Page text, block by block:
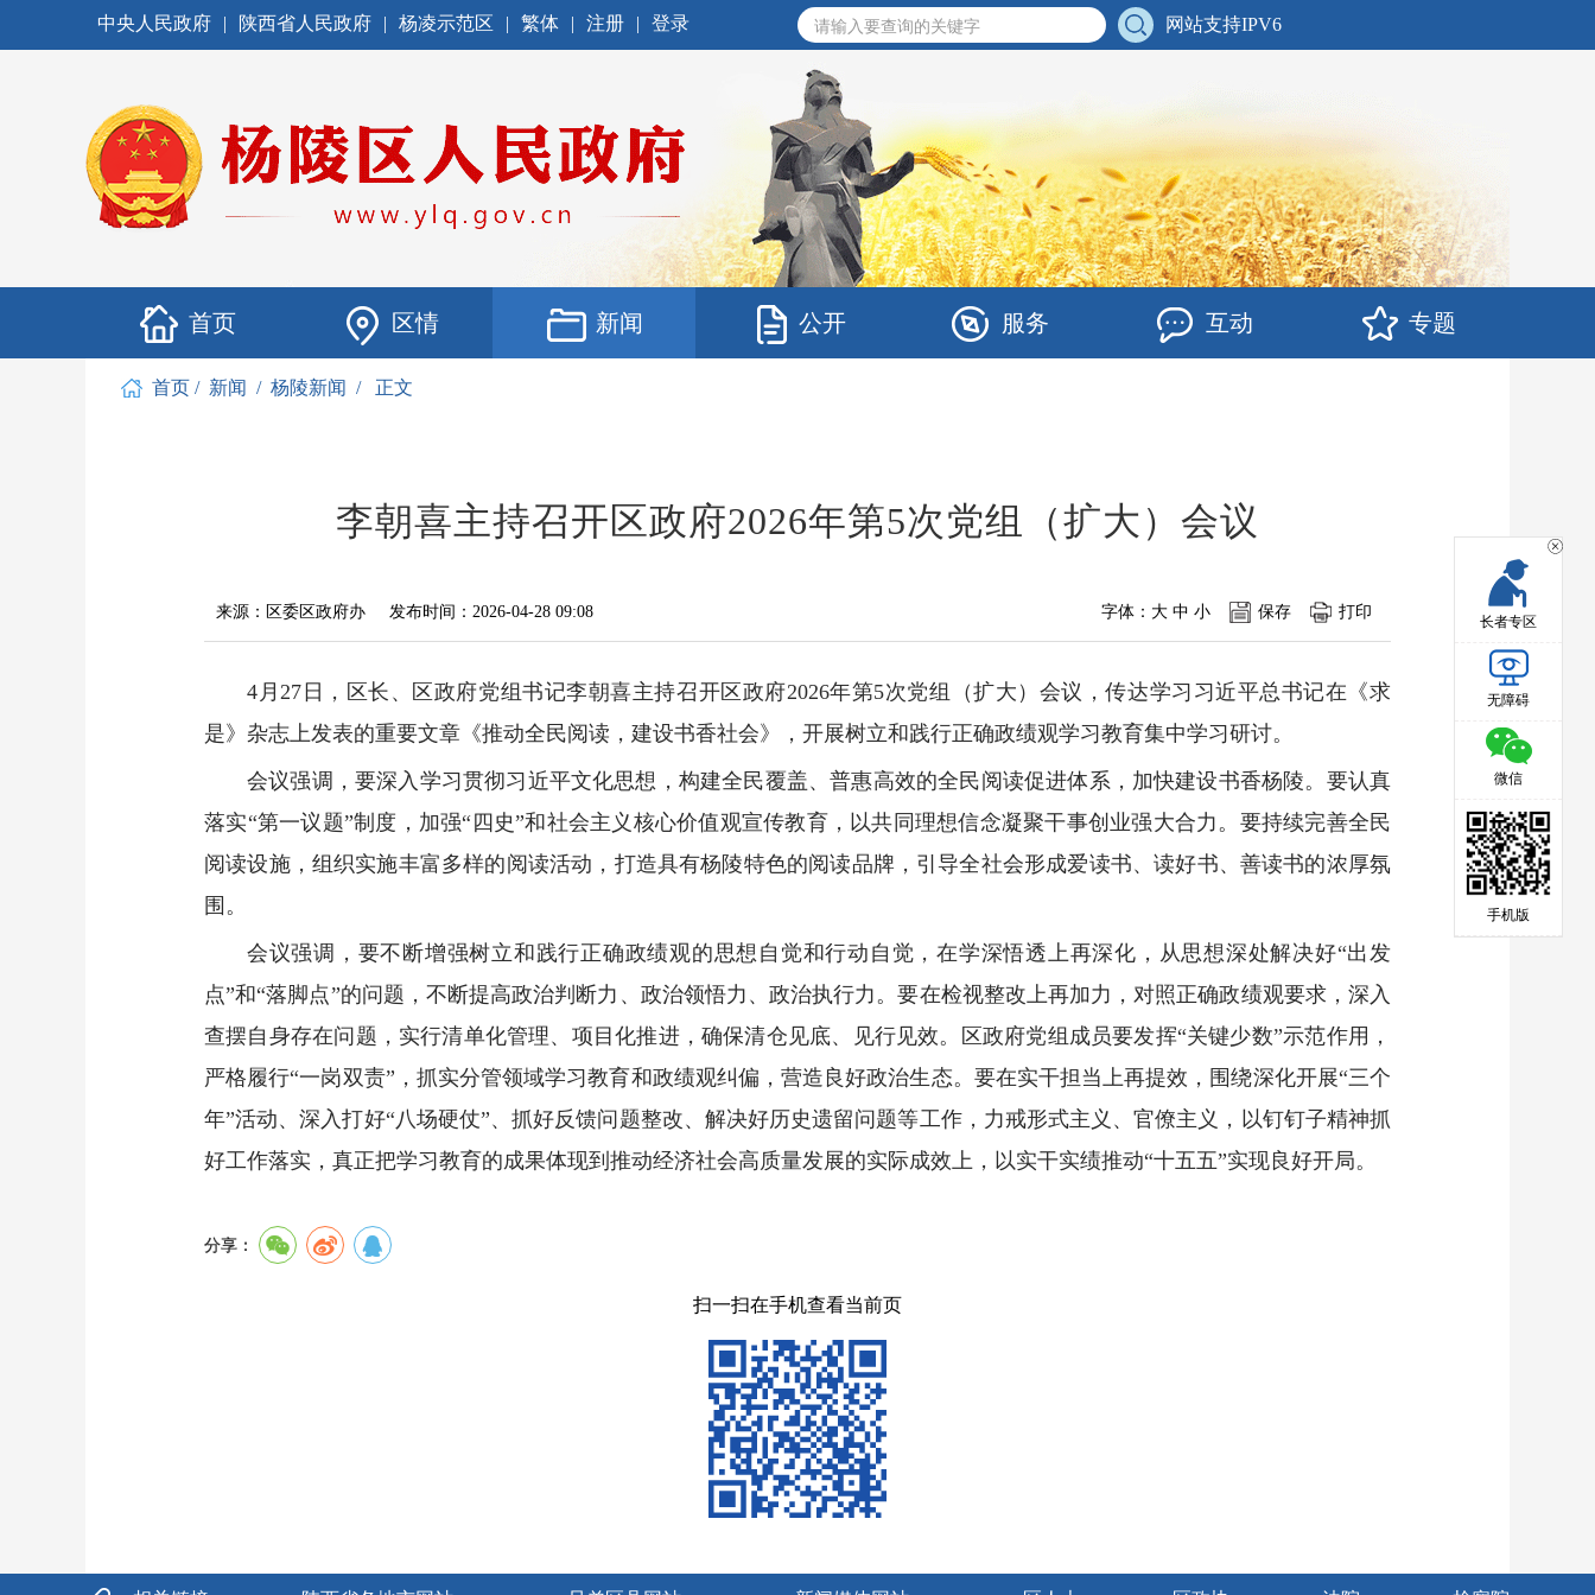
中央人民政府 | 陕西省人民政府 | 杨凌示范区 | 繁体 | 注册 | 登录 网站支持IPV6
首页 区情 新闻 公开 服务 互动 专题
首页 / 新闻 / 杨陵新闻 / 正文
李朝喜主持召开区政府2026年第5次党组（扩大）会议
来源：区委区政府办 发布时间：2026-04-28 09:08 打印
保存
字体： 大 中 小
4月27日，区长、区政府党组书记李朝喜主持召开区政府2026年第5次党组（扩大）会议，传达学习习近平总书记在《求
是》杂志上发表的重要文章《推动全民阅读，建设书香社会》，开展树立和践行正确政绩观学习教育集中学习研讨。
会议强调，要深入学习贯彻习近平文化思想，构建全民覆盖、普惠高效的全民阅读促进体系，加快建设书香杨陵。要认真
落实“第一议题”制度，加强“四史”和社会主义核心价值观宣传教育，以共同理想信念凝聚干事创业强大合力。要持续完善全民
阅读设施，组织实施丰富多样的阅读活动，打造具有杨陵特色的阅读品牌，引导全社会形成爱读书、读好书、善读书的浓厚氛
围。
会议强调，要不断增强树立和践行正确政绩观的思想自觉和行动自觉，在学深悟透上再深化，从思想深处解决好“出发
点”和“落脚点”的问题，不断提高政治判断力、政治领悟力、政治执行力。要在检视整改上再加力，对照正确政绩观要求，深入
查摆自身存在问题，实行清单化管理、项目化推进，确保清仓见底、见行见效。区政府党组成员要发挥“关键少数”示范作用，
严格履行“一岗双责”，抓实分管领域学习教育和政绩观纠偏，营造良好政治生态。要在实干担当上再提效，围绕深化开展“三个
年”活动、深入打好“八场硬仗”、抓好反馈问题整改、解决好历史遗留问题等工作，力戒形式主义、官僚主义，以钉钉子精神抓
好工作落实，真正把学习教育的成果体现到推动经济社会高质量发展的实际成效上，以实干实绩推动“十五五”实现良好开局。
分享：
扫一扫在手机查看当前页
长者专区
无障碍
微信
手机版